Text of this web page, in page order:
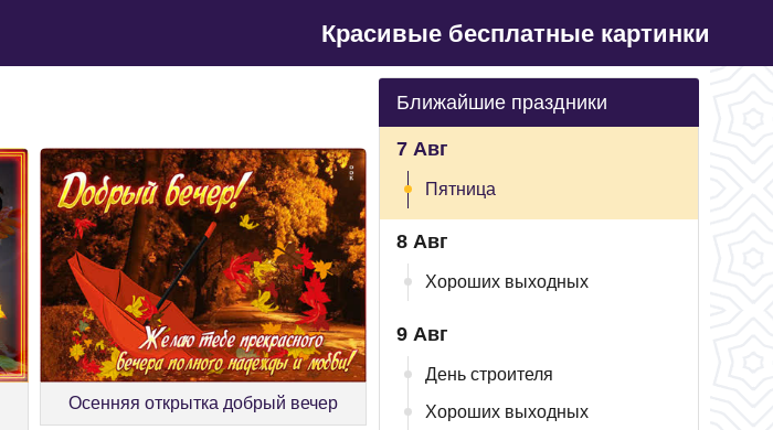
Красивые бесплатные картинки
Осенняя открытка добрый вечер
Ближайшие праздники
7 Авг
Пятница
8 Авг
Хороших выходных
9 Авг
День строителя
Хороших выходных